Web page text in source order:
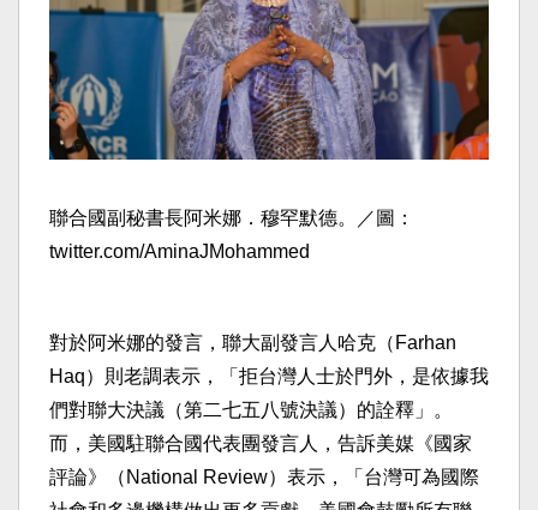
聯合國副秘書長阿米娜．穆罕默德。／圖：
twitter.com/AminaJMohammed
對於阿米娜的發言，聯大副發言人哈克（Farhan
Haq）則老調表示，「拒台灣人士於門外，是依據我
們對聯大決議（第二七五八號決議）的詮釋」。
而，美國駐聯合國代表團發言人，告訴美媒《國家
評論》（National Review）表示，「台灣可為國際